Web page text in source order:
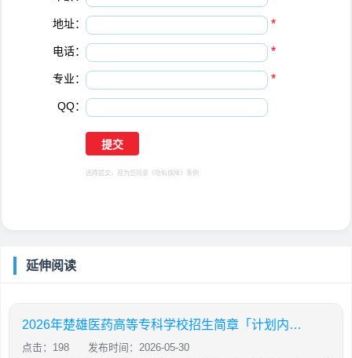
地址： *
电话： *
专业： *
QQ：
选择提交，视为您同意 《隐私保障》 条例
延伸阅读
2026年楚雄医药高等专科学校招生简章「计划内招生」
点击：198 发布时间：2026-05-30